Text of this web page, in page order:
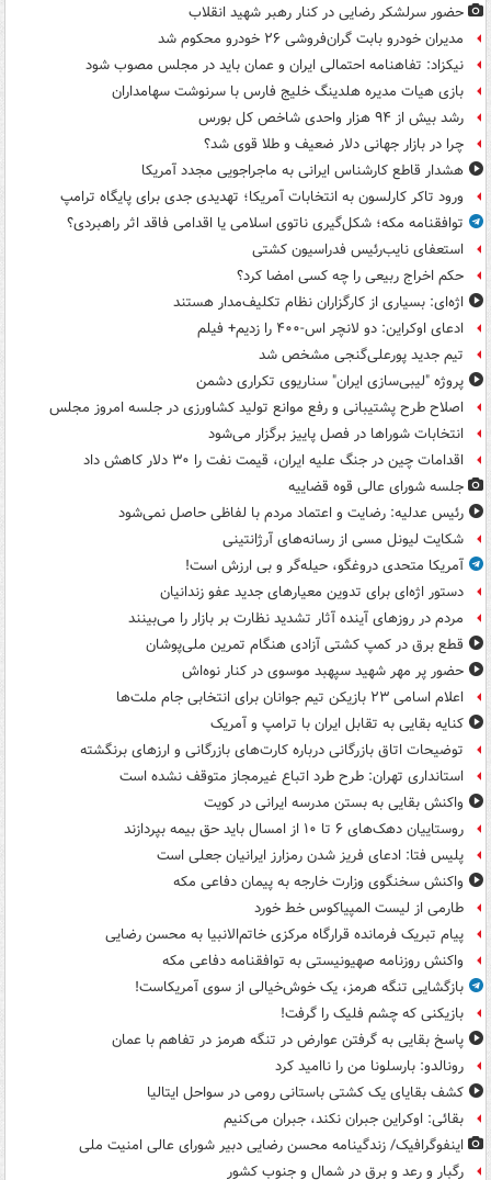
حضور سرلشکر رضایی در کنار رهبر شهید انقلاب
مدیران خودرو بابت گران‌فروشی ۲۶ خودرو محکوم شد
نیکزاد: تفاهنامه احتمالی ایران و عمان باید در مجلس مصوب شود
بازی هیات مدیره هلدینگ خلیج فارس با سرنوشت سهامداران
رشد بیش از ۹۴ هزار واحدی شاخص کل بورس
چرا در بازار جهانی دلار ضعیف و طلا قوی شد؟
هشدار قاطع کارشناس ایرانی به ماجراجویی مجدد آمریکا
ورود تاکر کارلسون به انتخابات آمریکا؛ تهدیدی جدی برای پایگاه ترامپ
توافقنامه مکه؛ شکل‌گیری ناتوی اسلامی یا اقدامی فاقد اثر راهبردی؟
استعفای نایب‌رئیس فدراسیون کشتی
حکم اخراج ربیعی را چه کسی امضا کرد؟
اژه‌ای: بسیاری از کارگزاران نظام تکلیف‌مدار هستند
ادعای اوکراین: دو لانچر اس-۴۰۰ را زدیم+ فیلم
تیم جدید پورعلی‌گنجی مشخص شد
پروژه "لیبی‌سازی ایران" سناریوی تکراری دشمن
اصلاح طرح پشتیبانی و رفع موانع تولید کشاورزی در جلسه امروز مجلس
انتخابات شوراها در فصل پاییز برگزار می‌شود
اقدامات چین در جنگ علیه ایران، قیمت نفت را ۳۰ دلار کاهش داد
جلسه شورای عالی قوه قضاییه
رئیس عدلیه: رضایت و اعتماد مردم با لفاظی حاصل نمی‌شود
شکایت لیونل مسی از رسانه‌های آرژانتینی
آمریکا متحدی دروغگو، حیله‌گر و بی ارزش است!
دستور اژه‌ای برای تدوین معیارهای جدید عفو زندانیان
مردم در روزهای آینده آثار تشدید نظارت بر بازار را می‌بینند
قطع برق در کمپ کشتی آزادی هنگام تمرین ملی‌پوشان
حضور پر مهر شهید سپهبد موسوی در کنار نوه‌اش
اعلام اسامی ۲۳ بازیکن تیم جوانان برای انتخابی جام ملت‌ها
کنایه بقایی به تقابل ایران با ترامپ و آمریک
توضیحات اتاق بازرگانی درباره کارت‌های بازرگانی و ارزهای برنگشته
استانداری تهران: طرح طرد اتباع غیرمجاز متوقف نشده است
واکنش بقایی به بستن مدرسه ایرانی در کویت
روستاییان دهک‌های ۶ تا ۱۰ از امسال باید حق بیمه بپردازند
پلیس فتا: ادعای فریز شدن رمزارز ایرانیان جعلی است
واکنش سخنگوی وزارت خارجه به پیمان دفاعی مکه
طارمی از لیست المپیاکوس خط خورد
پیام تبریک فرمانده قرارگاه مرکزی خاتم‌الانبیا به محسن رضایی
واکنش روزنامه صهیونیستی به توافقنامه دفاعی مکه
بازگشایی تنگه هرمز، یک خوش‌خیالی از سوی آمریکاست!
بازیکنی که چشم فلیک را گرفت!
پاسخ بقایی به گرفتن عوارض در تنگه هرمز در تفاهم با عمان
رونالدو: بارسلونا من را ناامید کرد
کشف بقایای یک کشتی باستانی رومی در سواحل ایتالیا
بقائی: اوکراین جبران نکند، جبران می‌کنیم
اینفوگرافیک/ زندگینامه محسن رضایی دبیر شورای عالی امنیت‌ ملی
رگبار و رعد و برق در شمال و جنوب کشور